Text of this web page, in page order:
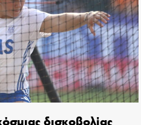
δισκοβολίας